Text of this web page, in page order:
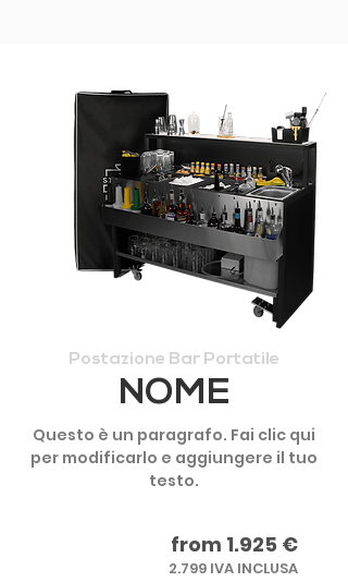
Postazione Bar Portatile
NOME
Questo è un paragrafo. Fai clic qui
per modificarlo e aggiungere il tuo
testo.
from 1.925 €
2.799 IVA INCLUSA